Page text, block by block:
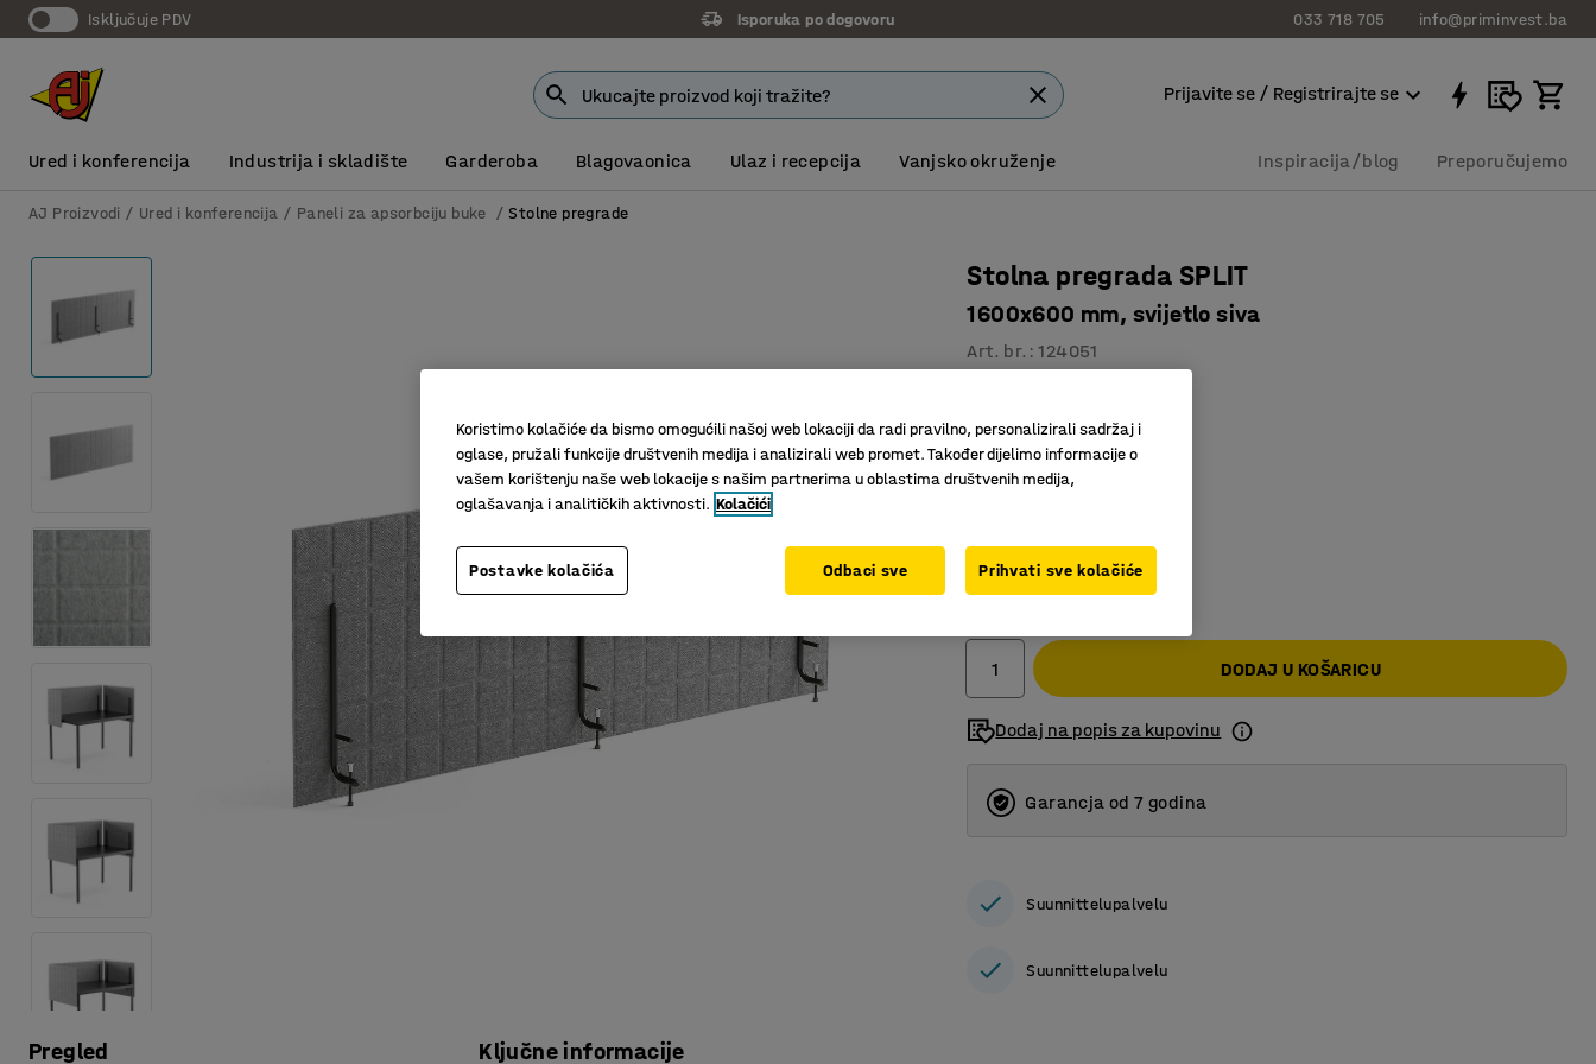
Isključuje PDV 14 dana za povrat ne oštećene robe 033 718 705 info@priminvest.ba
Prijavite se / Registrirajte se
Ured i konferencija Industrija i skladište Garderoba Blagovaonica Ulaz i recepcija Vanjsko okruženje Inspiracija/blog Preporučujemo
AJ Proizvodi Ured i konferencija Paneli za apsorbciju buke Stolne pregrade
Pregled Ključne informacije
Stolna pregrada SPLIT
1600x600 mm, svijetlo siva
Art. br. :124051
Pružaju privatnost
Djelomično upijaju buku
361,00 KM
DODAJ U KOŠARICU
Dodaj na popis za kupovinu
Garancja od 7 godina
Suunnittelupalvelu
Suunnittelupalvelu
Koristimo kolačiće da bismo omogućili našoj web lokaciji da radi pravilno, personalizirali sadržaj i
oglase, pružali funkcije društvenih medija i analizirali web promet. Također dijelimo informacije o
vašem korištenju naše web lokacije s našim partnerima u oblastima društvenih medija,
oglašavanja i analitičkih aktivnosti. Kolačići
Postavke kolačića Odbaci sve Prihvati sve kolačiće